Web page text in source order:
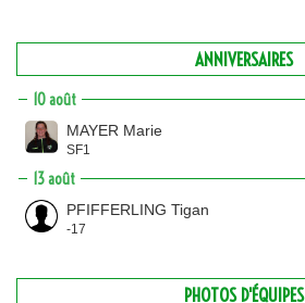
ANNIVERSAIRES
10 août
MAYER Marie
SF1
13 août
PFIFFERLING Tigan
-17
PHOTOS D'ÉQUIPES